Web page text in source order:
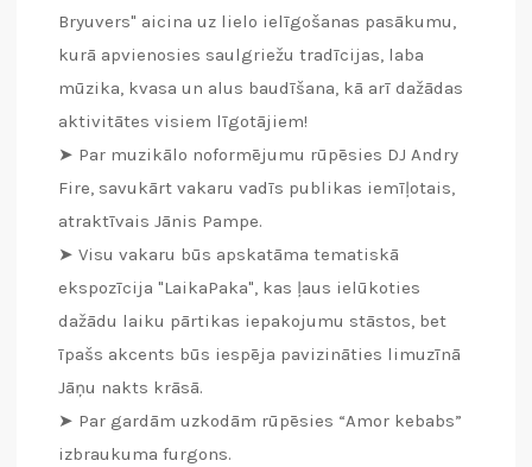
Bryuvers" aicina uz lielo ielīgošanas pasākumu,
kurā apvienosies saulgriežu tradīcijas, laba
mūzika, kvasa un alus baudīšana, kā arī dažādas
aktivitātes visiem līgotājiem!
➤ Par muzikālo noformējumu rūpēsies DJ Andry
Fire, savukārt vakaru vadīs publikas iemīļotais,
atraktīvais Jānis Pampe.
➤ Visu vakaru būs apskatāma tematiskā
ekspozīcija "LaikaPaka", kas ļaus ielūkoties
dažādu laiku pārtikas iepakojumu stāstos, bet
īpašs akcents būs iespēja pavizināties limuzīnā
Jāņu nakts krāsā.
➤ Par gardām uzkodām rūpēsies “Amor kebabs”
izbraukuma furgons.